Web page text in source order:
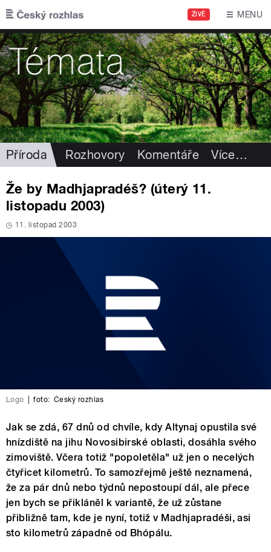
Přejít k hlavnímu obsahu
ŽIVĚ MENU
Příroda Rozhovory Komentáře Více…
Že by Madhjapradéš? (úterý 11.
listopadu 2003)
11. listopad 2003
Logo foto: Český rozhlas
Jak se zdá, 67 dnů od chvíle, kdy Altynaj opustila své
hnízdiště na jihu Novosibirské oblasti, dosáhla svého
zimoviště. Včera totiž "popoletěla" už jen o necelých
čtyřicet kilometrů. To samozřejmě ještě neznamená,
že za pár dnů nebo týdnů nepostoupí dál, ale přece
jen bych se přikláněl k variantě, že už zůstane
přibližně tam, kde je nyní, totiž v Madhjapradéši, asi
sto kilometrů západně od Bhópálu.